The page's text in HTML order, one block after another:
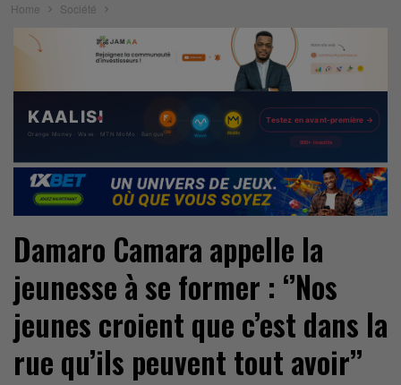
Home Société
Damaro Camara appelle la
jeunesse à se former : ‘’Nos
jeunes croient que c’est dans la
rue qu’ils peuvent tout avoir’’